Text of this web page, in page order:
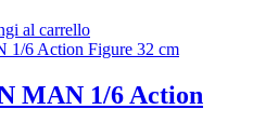
al carrello
MAN 1/6 Action